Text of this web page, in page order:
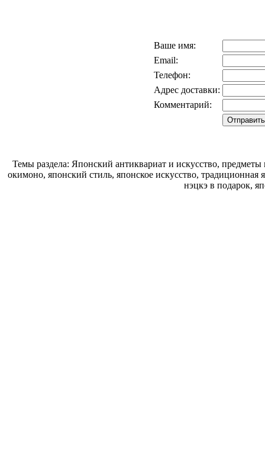
Ваше имя:
Email:
Телефон:
Адрес доставки:
Комментарий:
Темы раздела: Японский антиквариат и искусство,
окимоно, японский стиль, японское искусство,
нэцкэ в подарок,